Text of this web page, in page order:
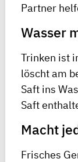
Partner
Wasser
Trinken ist
löscht am
Saft ins
Saft
Macht
Frisches